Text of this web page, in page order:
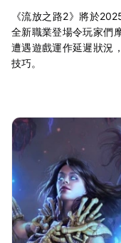
《流放之路2》將於
全新職業登場令玩家們
遭遇遊戲運作延遲狀況
技巧。